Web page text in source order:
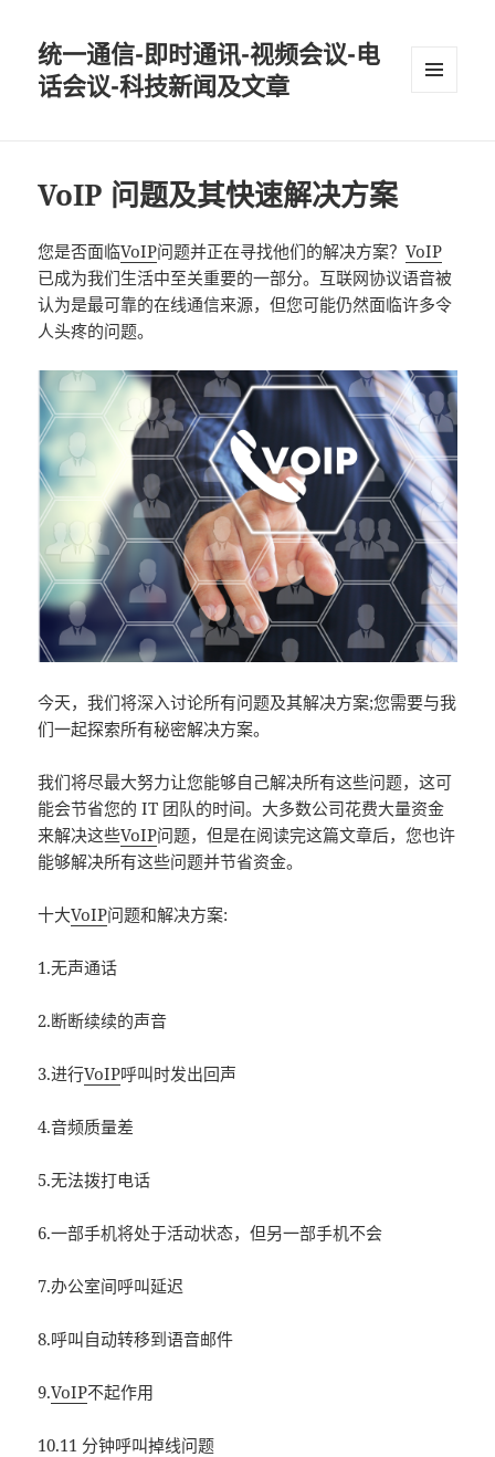
统一通信-即时通讯-视频会议-电
话会议-科技新闻及文章
VoIP 问题及其快速解决方案
您是否面临VoIP问题并正在寻找他们的解决方案？VoIP
已成为我们生活中至关重要的一部分。互联网协议语音被
认为是最可靠的在线通信来源，但您可能仍然面临许多令
人头疼的问题。
今天，我们将深入讨论所有问题及其解决方案;您需要与我
们一起探索所有秘密解决方案。
我们将尽最大努力让您能够自己解决所有这些问题，这可
能会节省您的 IT 团队的时间。大多数公司花费大量资金
来解决这些VoIP问题，但是在阅读完这篇文章后，您也许
能够解决所有这些问题并节省资金。
十大VoIP问题和解决方案:
1.无声通话
2.断断续续的声音
3.进行VoIP呼叫时发出回声
4.音频质量差
5.无法拨打电话
6.一部手机将处于活动状态，但另一部手机不会
7.办公室间呼叫延迟
8.呼叫自动转移到语音邮件
9.VoIP不起作用
10.11 分钟呼叫掉线问题